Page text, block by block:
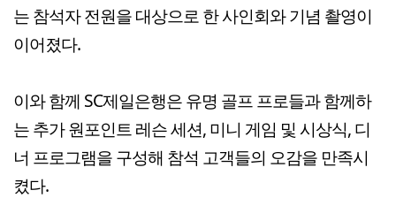
는 참석자 전원을 대상으로 한 사인회와 기념 촬영이
이어졌다.
이와 함께 SC제일은행은 유명 골프 프로들과 함께하
는 추가 원포인트 레슨 세션, 미니 게임 및 시상식, 디
너 프로그램을 구성해 참석 고객들의 오감을 만족시
켰다.